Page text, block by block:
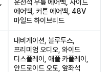
운전석 무릎 에어백, 사이드
에어백, 커튼 에어백, 48V
마일드 하이브리드
내비게이션, 블루투스,
프리미엄 오디오, 와이드
디스플레이, 애플 카플레이,
안드로이드 오토, 앞좌석